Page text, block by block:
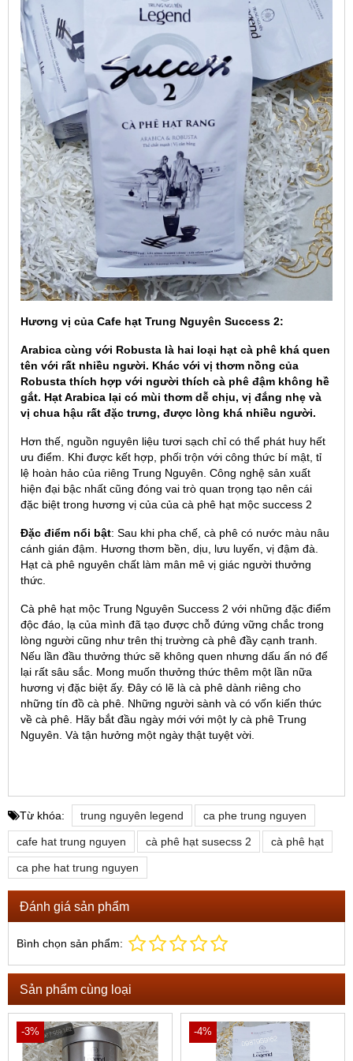
Hương vị của Cafe hạt Trung Nguyên Success 2:
Arabica cùng với Robusta là hai loại hạt cà phê khá quen
tên với rất nhiều người. Khác với vị thơm nồng của
Robusta thích hợp với người thích cà phê đậm không hề
gắt. Hạt Arabica lại có mùi thơm dễ chịu, vị đắng nhẹ và
vị chua hậu rất đặc trưng, được lòng khá nhiều người.
Hơn thế, nguồn nguyên liệu tươi sạch chỉ có thể phát huy hết
ưu điểm. Khi được kết hợp, phối trộn với công thức bí mật, tỉ
lệ hoàn hảo của riêng Trung Nguyên. Công nghệ sản xuất
hiện đại bậc nhất cũng đóng vai trò quan trọng tạo nên cái
đặc biệt trong hương vị của của cà phê hạt mộc success 2
Đặc điểm nổi bật: Sau khi pha chế, cà phê có nước màu nâu
cánh gián đậm. Hương thơm bền, dịu, lưu luyến, vị đậm đà.
Hạt cà phê nguyên chất làm mân mê vị giác người thưởng
thức.
Cà phê hạt mộc Trung Nguyên Success 2 với những đặc điểm
độc đáo, lạ của mình đã tạo được chỗ đứng vững chắc trong
lòng người cũng như trên thị trường cà phê đầy cạnh tranh.
Nếu lần đầu thưởng thức sẽ không quen nhưng dấu ấn nó để
lại rất sâu sắc. Mong muốn thưởng thức thêm một lần nữa
hương vị đặc biệt ấy. Đây có lẽ là cà phê dành riêng cho
những tín đồ cà phê. Những người sành và có vốn kiến thức
về cà phê. Hãy bắt đầu ngày mới với một ly cà phê Trung
Nguyên. Và tận hưởng một ngày thật tuyệt vời.
Từ khóa: trung nguyên legend ca phe trung nguyen
cafe hat trung nguyen cà phê hạt susecss 2 cà phê hạt
ca phe hat trung nguyen
Đánh giá sản phẩm
Bình chọn sản phẩm:
Sản phẩm cùng loại
-3% -4%